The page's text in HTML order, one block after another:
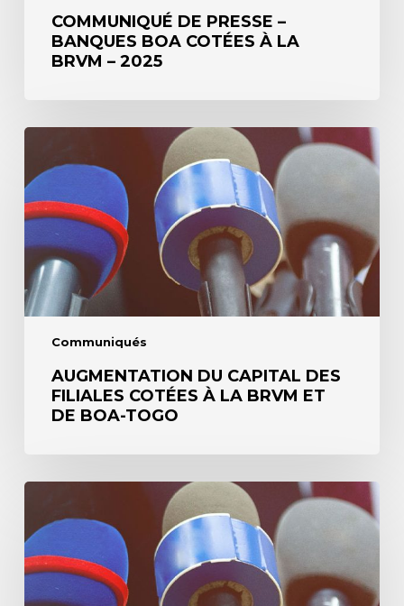
COMMUNIQUÉ DE PRESSE –
BANQUES BOA COTÉES À LA
BRVM – 2025
Communiqués
Augmentation
capital
des
filiales
cotées
BRVM
et
de
AUGMENTATION DU CAPITAL DES
FILIALES COTÉES À LA BRVM ET
DE BOA-TOGO
Communiqué
presse
–
Banques
BOA